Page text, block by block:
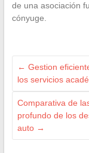
de una asociación
cónyuge.
← Gestion
los servicios
Comparativa de
profundo de los
auto →